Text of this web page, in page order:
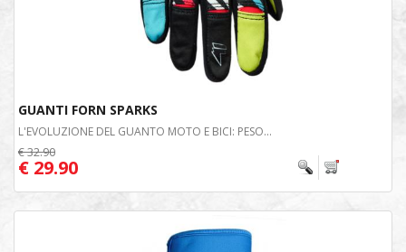
GUANTI FORN SPARKS
L'EVOLUZIONE DEL GUANTO MOTO E BICI: PESO...
€ 32.90
€ 29.90